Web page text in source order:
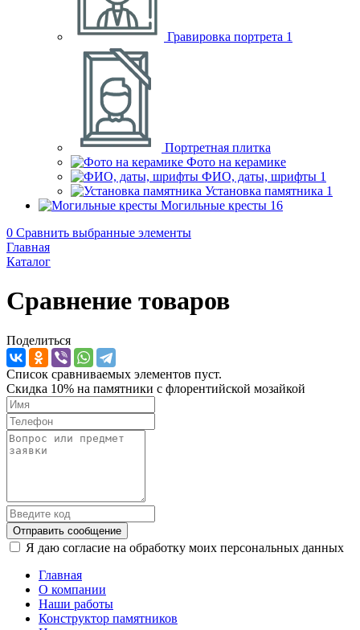
Гравировка портрета 1
Портретная плитка
Фото на керамике
ФИО, даты, шрифты 1
Установка памятника 1
Могильные кресты 16
0 Сравнить выбранные элементы
Главная
Каталог
Сравнение товаров
Поделиться
Список сравниваемых элементов пуст.
Скидка 10% на памятники с флорентийской мозайкой
Отправить сообщение
Я даю согласие на обработку моих персональных данных
Главная
О компании
Наши работы
Конструктор памятников